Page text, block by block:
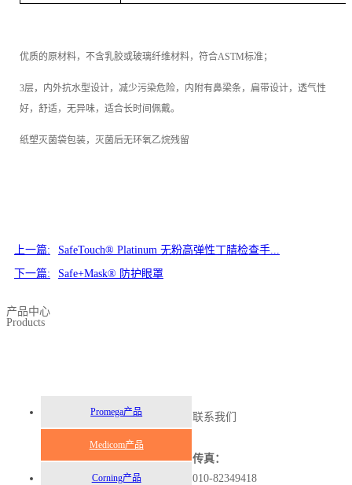
优质的原材料，不含乳胶或玻璃纤维材料，符合ASTM标准；
3层，内外抗水型设计，减少污染危险，内附有鼻梁条，扁带设计，透气性
好，舒适，无异味，适合长时间佩戴。
纸塑灭菌袋包装，灭菌后无环氧乙烷残留
上一篇:
SafeTouch® Platinum 无粉高弹性丁腈检查手...
下一篇:
Safe+Mask® 防护眼罩
产品中心
Products
Promega产品
Medicom产品
Corning产品
联系我们
传真：
010-82349418